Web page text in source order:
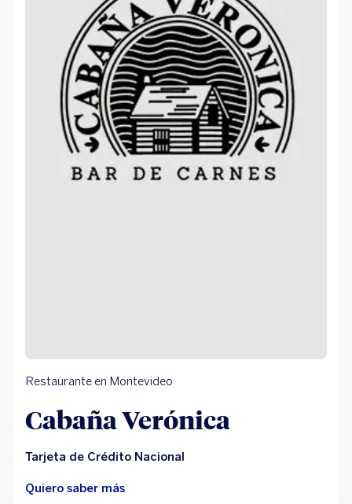
Restaurante en Montevideo
Cabaña Verónica
Tarjeta de Crédito Nacional
Quiero saber más